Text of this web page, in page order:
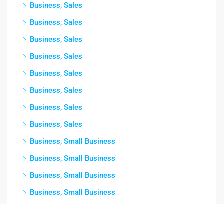
Business, Sales
Business, Sales
Business, Sales
Business, Sales
Business, Sales
Business, Sales
Business, Sales
Business, Sales
Business, Small Business
Business, Small Business
Business, Small Business
Business, Small Business